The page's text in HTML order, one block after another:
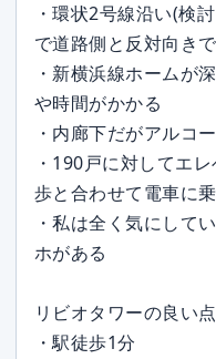
・環状2号線沿い(検
で道路側と反対向き
・新横浜線ホームが
や時間がかかる
・内廊下だがアルコ
・190戸に対してエ
歩と合わせて電車に
・私は全く気にして
ホがある
リビオタワーの良い点
・駅徒歩1分